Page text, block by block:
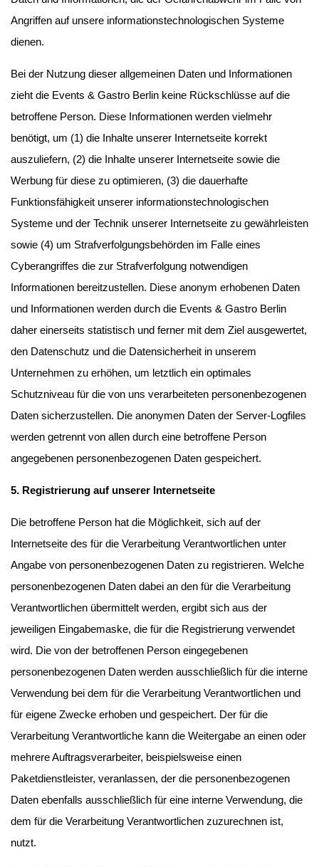
Angriffen auf unsere informationstechnologischen Systeme
dienen.
Bei der Nutzung dieser allgemeinen Daten und Informationen
zieht die Events & Gastro Berlin keine Rückschlüsse auf die
betroffene Person. Diese Informationen werden vielmehr
benötigt, um (1) die Inhalte unserer Internetseite korrekt
auszuliefern, (2) die Inhalte unserer Internetseite sowie die
Werbung für diese zu optimieren, (3) die dauerhafte
Funktionsfähigkeit unserer informationstechnologischen
Systeme und der Technik unserer Internetseite zu gewährleisten
sowie (4) um Strafverfolgungsbehörden im Falle eines
Cyberangriffes die zur Strafverfolgung notwendigen
Informationen bereitzustellen. Diese anonym erhobenen Daten
und Informationen werden durch die Events & Gastro Berlin
daher einerseits statistisch und ferner mit dem Ziel ausgewertet,
den Datenschutz und die Datensicherheit in unserem
Unternehmen zu erhöhen, um letztlich ein optimales
Schutzniveau für die von uns verarbeiteten personenbezogenen
Daten sicherzustellen. Die anonymen Daten der Server-Logfiles
werden getrennt von allen durch eine betroffene Person
angegebenen personenbezogenen Daten gespeichert.
5. Registrierung auf unserer Internetseite
Die betroffene Person hat die Möglichkeit, sich auf der
Internetseite des für die Verarbeitung Verantwortlichen unter
Angabe von personenbezogenen Daten zu registrieren. Welche
personenbezogenen Daten dabei an den für die Verarbeitung
Verantwortlichen übermittelt werden, ergibt sich aus der
jeweiligen Eingabemaske, die für die Registrierung verwendet
wird. Die von der betroffenen Person eingegebenen
personenbezogenen Daten werden ausschließlich für die interne
Verwendung bei dem für die Verarbeitung Verantwortlichen und
für eigene Zwecke erhoben und gespeichert. Der für die
Verarbeitung Verantwortliche kann die Weitergabe an einen oder
mehrere Auftragsverarbeiter, beispielsweise einen
Paketdienstleister, veranlassen, der die personenbezogenen
Daten ebenfalls ausschließlich für eine interne Verwendung, die
dem für die Verarbeitung Verantwortlichen zuzurechnen ist,
nutzt.